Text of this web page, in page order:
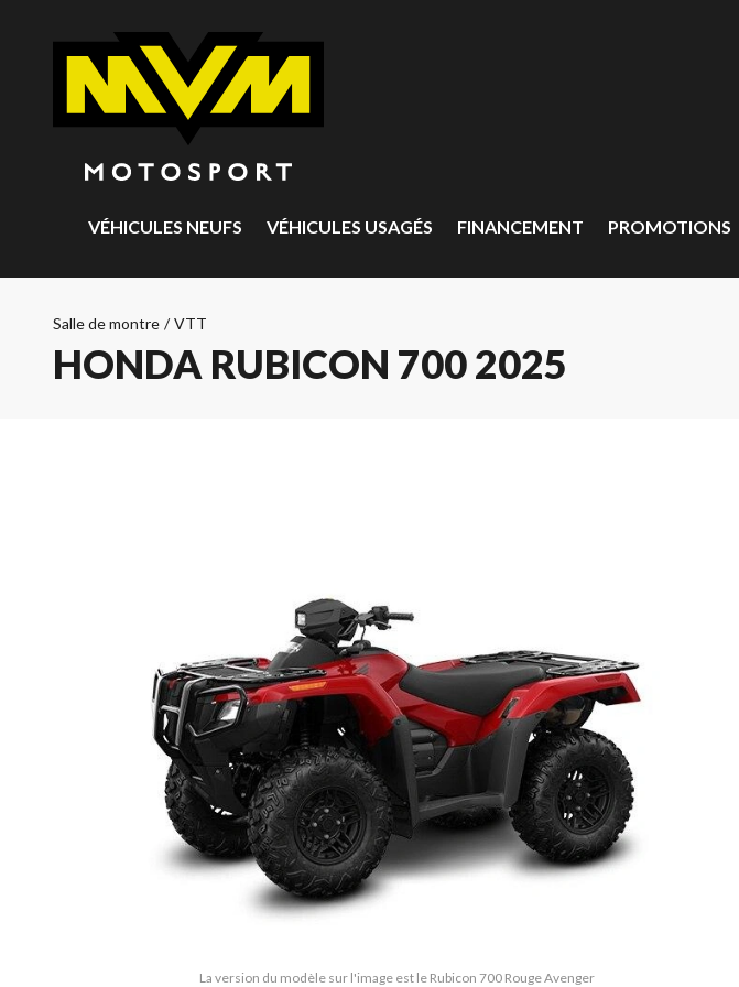
VÉHICULES NEUFS VÉHICULES USAGÉS FINANCEMENT PROMOTIONS
Salle de montre / VTT
HONDA RUBICON 700 2025
La version du modèle sur l'image est le Rubicon 700 Rouge Avenger